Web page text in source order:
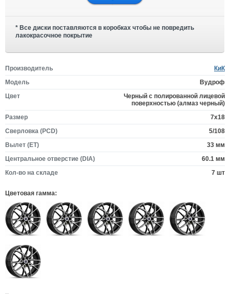
* Все диски поставляются в коробках чтобы не повредить
лакокрасочное покрытие
Производитель
КиК
Модель
Вудроф
Цвет
Черный с полированной лицевой
поверхностью (алмаз чeрный)
Размер
7x18
Сверловка (PCD)
5/108
Вылет (ET)
33 мм
Центральное отверстие (DIA)
60.1 мм
Кол-во на складе
7 шт
Цветовая гамма: